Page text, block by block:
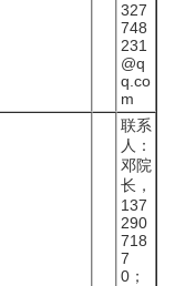
327
748
231
@q
q.co
m
联系
人：
邓院
长，
137
290
718
7
0；